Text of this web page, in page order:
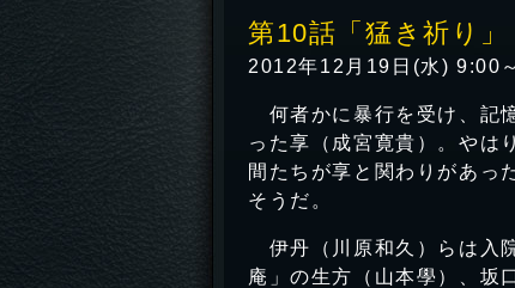
第10話「猛き祈り」
2012年12月19日(水) 9:00
何者かに暴行を受け、記
った享（成宮寛貴）。やは
間たちが享と関わりがあっ
そうだ。
伊丹（川原和久）らは入
庵」の生方（山本學）、坂